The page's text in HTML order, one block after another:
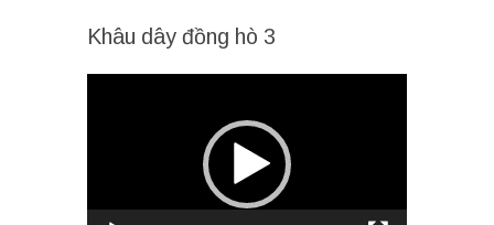
Khâu dây đồng hò 3